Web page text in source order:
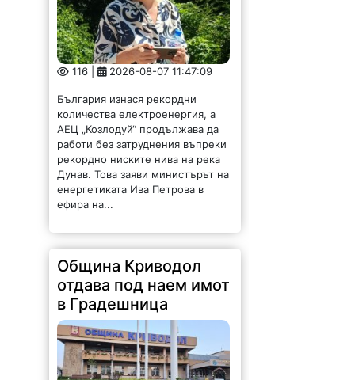
116 | 2026-08-07 11:47:09
България изнася рекордни
количества електроенергия, а
АЕЦ „Козлодуй“ продължава да
работи без затруднения въпреки
рекордно ниските нива на река
Дунав. Това заяви министърът на
енергетиката Ива Петрова в
ефира на...
Община Криводол
отдава под наем имот
в Градешница